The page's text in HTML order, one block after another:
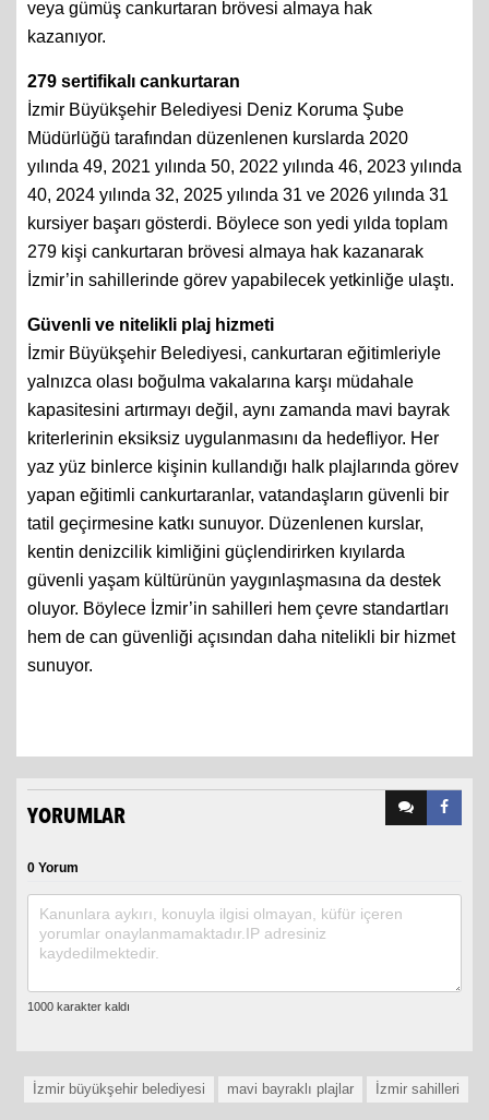
kazanıyor.
İzmir Büyükşehir Belediyesi Deniz Koruma Şube
Müdürlüğü tarafından düzenlenen kurslarda 2020
yılında 49, 2021 yılında 50, 2022 yılında 46, 2023 yılında
40, 2024 yılında 32, 2025 yılında 31 ve 2026 yılında 31
kursiyer başarı gösterdi. Böylece son yedi yılda toplam
279 kişi cankurtaran brövesi almaya hak kazanarak
İzmir’in sahillerinde görev yapabilecek yetkinliğe ulaştı.
İzmir Büyükşehir Belediyesi, cankurtaran eğitimleriyle
yalnızca olası boğulma vakalarına karşı müdahale
kapasitesini artırmayı değil, aynı zamanda mavi bayrak
kriterlerinin eksiksiz uygulanmasını da hedefliyor. Her
yaz yüz binlerce kişinin kullandığı halk plajlarında görev
yapan eğitimli cankurtaranlar, vatandaşların güvenli bir
tatil geçirmesine katkı sunuyor. Düzenlenen kurslar,
kentin denizcilik kimliğini güçlendirirken kıyılarda
güvenli yaşam kültürünün yaygınlaşmasına da destek
oluyor. Böylece İzmir’in sahilleri hem çevre standartları
hem de can güvenliği açısından daha nitelikli bir hizmet
sunuyor.
YORUMLAR